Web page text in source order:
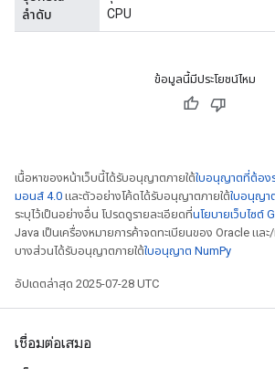
ลำดับ
CPU
ข้อมูลนี้มีประโยชน์ไหม
เนื้อหาของหน้าเว็บนี้ได้รับอนุญาตภายใต้ใบอนุญาตที่ต้อง
มอนส์ 4.0 และตัวอย่างโค้ดได้รับอนุญาตภายใต้ใบอนุญา
ระบุไว้เป็นอย่างอื่น โปรดดูรายละเอียดที่นโยบายเว็บไซต์
Java เป็นเครื่องหมายการค้าจดทะเบียนของ Oracle และ
บางส่วนได้รับอนุญาตภายใต้ใบอนุญาต NumPy
อัปเดตล่าสุด 2025-07-28 UTC
เชื่อมต่อเสมอ